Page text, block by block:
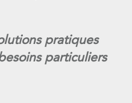
pratiques
particuliers